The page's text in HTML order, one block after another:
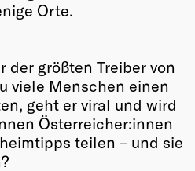
Orte.
der größten Treiber von
viele Menschen einen
geht er viral und wird
Österreicher:innen
teilen – und sie